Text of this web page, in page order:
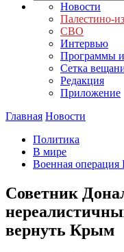
Новости
Палестино-
СВО
Интервью
Программы
Сетка
Редакция
Приложение
Главная Новости
Политика
В мире
Военная операция
Советник
вернуть Крым